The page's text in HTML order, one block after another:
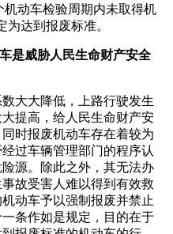
机动车检验周期内未取得机
达到报废标准。
是威胁人民生命财产安全
大大降低，上路行驶发生
提高，给人民生命财产安
时报废机动车存在着较为
过车辆管理部门的程序认
源。除此之外，其无法办
故受害人难以得到有效救
动车予以强制报废并禁止
条作如是规定，目的在于